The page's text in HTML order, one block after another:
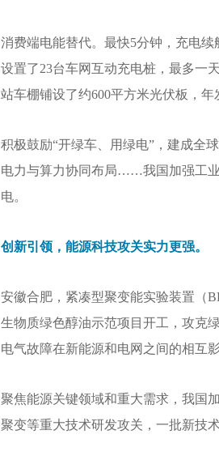
消费端电能替代。最快5分钟，充电
设置了23台车网互动充电桩，最多一
站车棚铺设了约600平方米光伏板，年
积极鼓励“开绿车、用绿电”，建成全
电力与算力协同布局……我国加强工
电。
创新引领，能源科技攻关实力更强。
安徽合肥，紧凑型聚变能实验装置（
生物质绿色醇油示范项目开工，攻克
电气故障在新能源和电网之间的相
聚焦能源关键领域和重大需求，我国
聚变等重大技术研发攻关，一批新技